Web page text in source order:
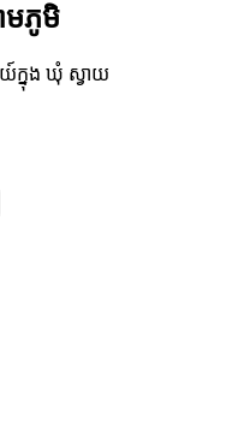
មភូមិ
នុង ឃុំ ស្វាយ